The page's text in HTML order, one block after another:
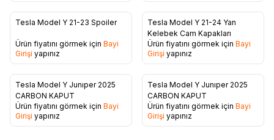
Tesla Model Y 21-23 Spoiler
Ürün fiyatını görmek için Bayi
Girişi yapınız
Favorilere Ekle
Tesla Model Y 21-24 Yan
Kelebek Cam Kapakları
Ürün fiyatını görmek için Bayi
Girişi yapınız
Favorilere Ekle
Tesla Model Y Junıper 2025
CARBON KAPUT
Ürün fiyatını görmek için Bayi
Girişi yapınız
Favorilere Ekle
Tesla Model Y Junıper 2025
CARBON KAPUT
Ürün fiyatını görmek için Bayi
Girişi yapınız